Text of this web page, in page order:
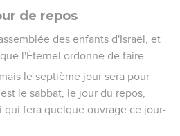
de repos
des enfants d'Israël, et
l'Éternel ordonne de faire.
le septième jour sera pour
le sabbat, le jour du repos,
qui fera quelque ouvrage ce jour-